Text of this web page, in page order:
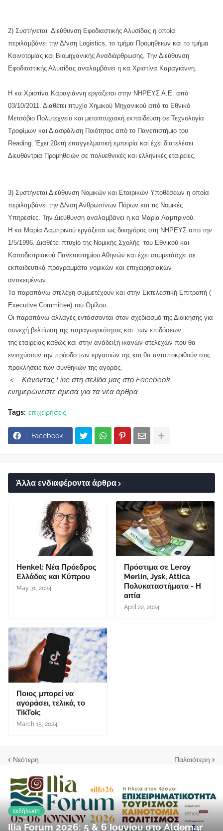
2) Συστήνεται Διεύθυνση Εφοδιαστικής Αλυσίδας η οποία
περιλαμβάνει την Δ/νση Logistics, το τμήμα Προμηθειών και το τμήμα
Καινοτομίας και Βιομηχανικής Αναδιάρθρωσης. Την Διεύθυνση
Εφοδιαστικής Αλυσίδας αναλαμβάνει η κα Χριστίνα Καραγιάννη.
Η κα Χριστίνα Καραγιάννη εργάζεται στην ΝΗΡΕΥΣ Α.Ε. από
03/10/2011. Διαθέτει πτυχίο Χημικού Μηχανικού από το Εθνικό
Μετσόβιο Πολυτεχνείο και μεταπτυχιακή εκπαίδευση σε Τεχνολογία
Τροφίμων και Διασφάλιση Ποιότητας από το Πανεπιστήμιο του
Reading. Έχει 20ετή επαγγελματική εμπειρία και έχει διατελέσει
Διευθύντρια Προμηθειών σε πολυεθνικές και ελληνικές εταιρείες.
3) Συστήνεται Διεύθυνση Noμικών και Εταιρικών Υποθέσεων η οποία
περιλαμβάνει την Δ/νση Ανθρωπίνων Πόρων και τις Νομικές
Υπηρεσίες. Την Διεύθυνση αναλαμβάνει η κα Μαρία Λαμπρινού.
Η κα Μαρία Λαμπρινού εργάζεται ως δικηγόρος στη ΝΗΡΕΥΣ απο την
1/5/1996. Διαθέτει πτυχίο της Νομικής Σχολής του Εθνικού και
Καποδιστριακού Πανεπιστημίου Αθηνών και έχει συμμετάσχει σε
εκπαιδευτικά προγραμμάτα νομικών και επιχειρησιακών
αντικειμένων.
Τα παραπάνω στελέχη συμμετέχουν και στην Εκτελεστική Επιτροπή (
Εxecutive Committee) του Ομίλου.
Οι παραπάνω αλλαγές εντάσσονται στον σχεδιασμό της Διοίκησης για
συνεχή βελτίωση της παραγωγικότητας και των επιδόσεων
της εταιρείας καθώς και στην ανάδειξη ικανών στελεχών που θα
ενισχύσουν την πρόοδο των εργασιών της και θα ανταποκριθούν στις
προκλήσεις των συνθηκών της αγοράς.
<-- Κάνοντας Like στη σελίδα μας στο Facebook
ενημερώνεστε άμεσα για τα νέα άρθρα
Tags: επιχειρήσεις
Facebook
Άλλα ενδιαφέροντα άρθρα
Henkel: Νέα Πρόεδρος
Ελλάδας και Κύπρου
May 31, 2024
Πρόστιμα σε Leroy
Merlin, Jysk, Attica
Πολυκαταστήματα - Η
αιτία
April 22, 2024
Ποιος μπορεί να
αγοράσει, τελικά, το
TikTok;
March 15, 2024
Νεότερη Παλαιότερη
εκδήλωση
Ilia Forum 2026: 5 & 6 Ιουνίου στο Aldemar